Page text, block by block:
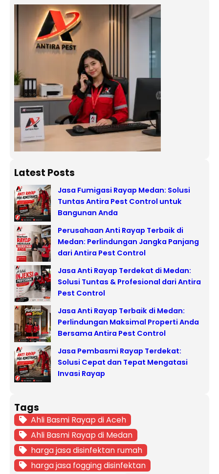
Latest Posts
Jasa Fumigasi Rayap Medan: Solusi
Tuntas Antira Pest Control untuk
Bangunan Anda
Perusahaan Anti Rayap Terbaik di
Medan: Perlindungan Jangka Panjang
dari Antira Pest Control
Jasa Anti Rayap Terdekat di Medan:
Solusi Tuntas & Profesional dari Antira
Pest Control
Jasa Anti Rayap Terbaik di Medan:
Perlindungan Maksimal Properti Anda
Bersama Antira Pest Control
Jasa Pembasmi Rayap Terdekat:
Solusi Cepat dan Tepat Mengatasi
Invasi Rayap
Tags
Ahli Basmi Rayap di Aceh
Ahli Basmi Rayap di Medan
harga jasa disinfektan rumah
harga jasa fogging disinfektan